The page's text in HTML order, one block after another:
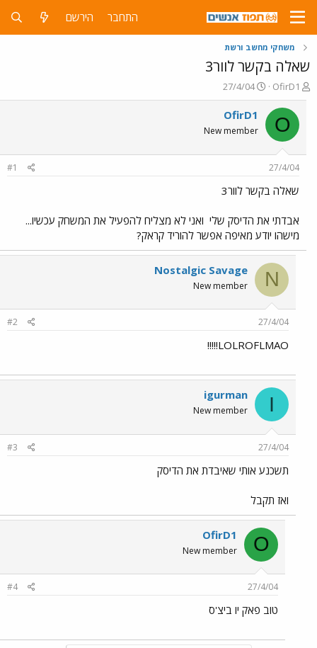
התחבר הירשם
משחקי מחשב ורשת
שאלה בקשר לוור3
פ
ו
ת
ח
ה
ש
א
OfirD1
פ
ו
ר
ם
ר
27/4/04
O
OfirD1
New member
27/4/04
#1
שאלה בקשר לוור3
אבדתי את הדיסק שלי ואני לא מצליח להפעיל את המשחק עכשיו...
מישהו יודע מאיפה אפשר להוריד קראק?
N
Nostalgic Savage
New member
27/4/04
#2
LOLROFLMAO!!!!!
I
igurman
New member
27/4/04
#3
תשכנע אותי שאיבדת את הדיסק
ואז תקבל
O
OfirD1
New member
27/4/04
#4
טוב פאק יו ביצ'ס